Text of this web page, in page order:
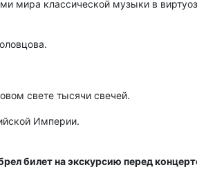
мира классической музыки в
свете тысячи свечей.
Империи.
билет на экскурсию перед